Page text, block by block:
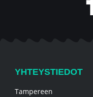
YHTEYSTIEDOT
Tampereen